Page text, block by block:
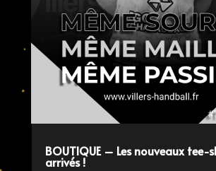
BOUTIQUE – Les nouveaux tee-
arrivés !